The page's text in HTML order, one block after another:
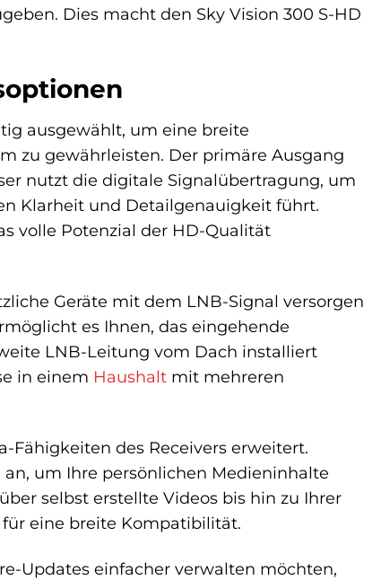
Dies macht den Sky Vision 300 S-HD
ausgewählt, um eine breite
zu gewährleisten. Der primäre Ausgang
nutzt die digitale Signalübertragung, um
Klarheit und Detailgenauigkeit führt.
volle Potenzial der HD-Qualität
Geräte mit dem LNB-Signal versorgen
es Ihnen, das eingehende
LNB-Leitung vom Dach installiert
in einem Haushalt mit mehreren
Fähigkeiten des Receivers erweitert.
um Ihre persönlichen Medieninhalte
selbst erstellte Videos bis hin zu Ihrer
eine breite Kompatibilität.
Updates einfacher verwalten möchten,